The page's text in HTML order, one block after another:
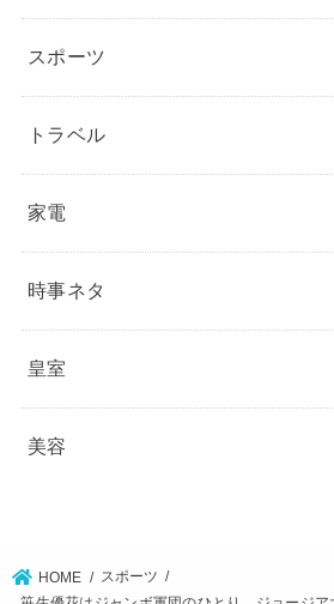
スポーツ
トラベル
家電
時事ネタ
皇室
美容
HOME
スポーツ